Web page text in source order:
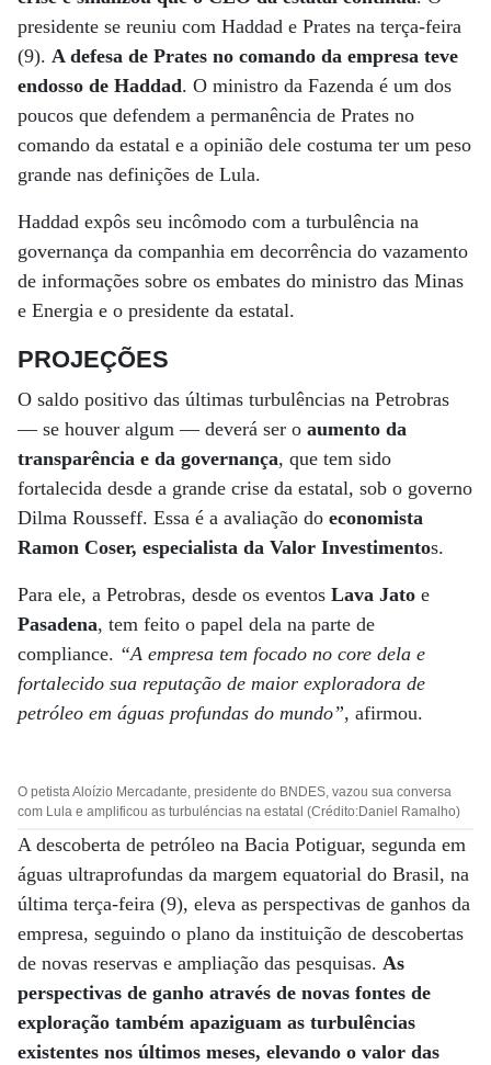
presidente se reuniu com Haddad e Prates na terça-feira
(9). A defesa de Prates no comando da empresa teve
endosso de Haddad. O ministro da Fazenda é um dos
poucos que defendem a permanência de Prates no
comando da estatal e a opinião dele costuma ter um peso
grande nas definições de Lula.
Haddad expôs seu incômodo com a turbulência na
governança da companhia em decorrência do vazamento
de informações sobre os embates do ministro das Minas
e Energia e o presidente da estatal.
PROJEÇÕES
O saldo positivo das últimas turbulências na Petrobras
— se houver algum — deverá ser o aumento da
transparência e da governança, que tem sido
fortalecida desde a grande crise da estatal, sob o governo
Dilma Rousseff. Essa é a avaliação do economista
Ramon Coser, especialista da Valor Investimentos.
Para ele, a Petrobras, desde os eventos Lava Jato e
Pasadena, tem feito o papel dela na parte de
compliance. “A empresa tem focado no core dela e
fortalecido sua reputação de maior exploradora de
petróleo em águas profundas do mundo”, afirmou.
O petista Aloízio Mercadante, presidente do BNDES, vazou sua conversa
com Lula e amplificou as turbuléncias na estatal (Crédito:Daniel Ramalho)
A descoberta de petróleo na Bacia Potiguar, segunda em
águas ultraprofundas da margem equatorial do Brasil, na
última terça-feira (9), eleva as perspectivas de ganhos da
empresa, seguindo o plano da instituição de descobertas
de novas reservas e ampliação das pesquisas. As
perspectivas de ganho através de novas fontes de
exploração também apaziguam as turbulências
existentes nos últimos meses, elevando o valor das